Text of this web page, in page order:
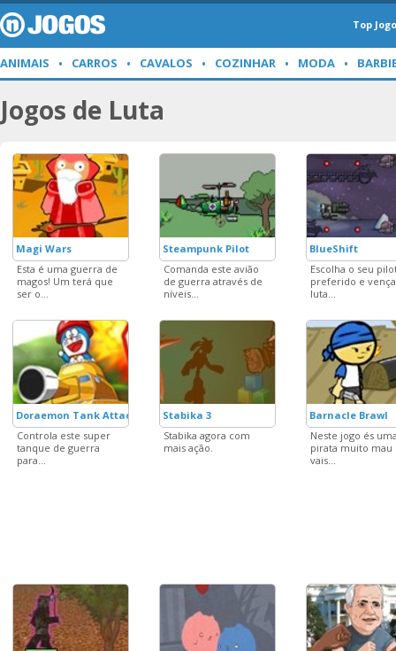
Top
ANIMAIS CARROS CAVALOS COZINHAR MODA
Jogos de Luta
Magi Wars
Esta é uma guerra de
magos! Um terá que
ser o...
Steampunk Pilot
Comanda este avião
de guerra através de
níveis...
BlueShift
Escolha o seu
preferido e
luta...
Doraemon Tank Attack
Controla este super
tanque de guerra
para...
Stabika 3
Stabika agora com
mais ação.
Barnacle Brawl
Neste jogo és
pirata muito mau
vais...